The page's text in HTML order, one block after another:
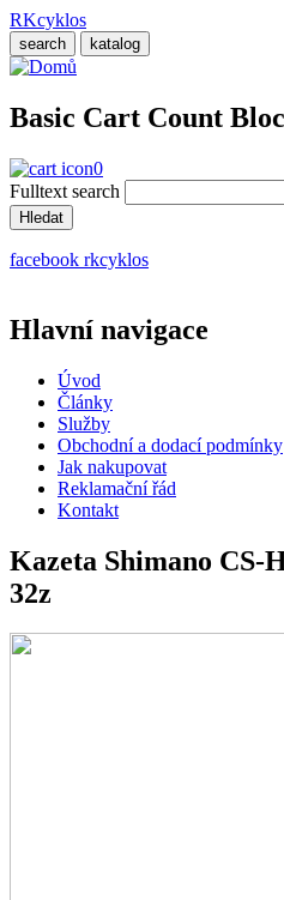
Přejít
k
hlavnímu
RKcyklos
search katalog
Basic Cart Count
0
Fulltext search
facebook rkcyklos
Hlavní navigace
Úvod
Články
Služby
Obchodní a dodací podmínky
Jak nakupovat
Reklamační řád
Kontakt
Kazeta Shimano CS-
32z